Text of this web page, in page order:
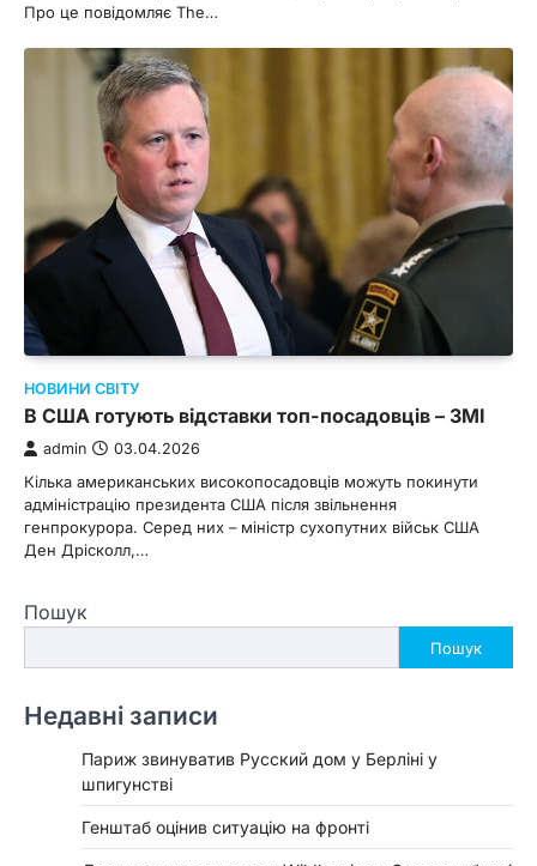
Про це повідомляє The…
НОВИНИ СВІТУ
В США готують відставки топ-посадовців – ЗМІ
admin 03.04.2026
Кілька американських високопосадовців можуть покинути
адміністрацію президента США після звільнення
генпрокурора. Серед них – міністр сухопутних військ США
Ден Дрісколл,…
Пошук
Пошук
Недавні записи
Париж звинуватив Русский дом у Берліні у
шпигунстві
Генштаб оцінив ситуацію на фронті